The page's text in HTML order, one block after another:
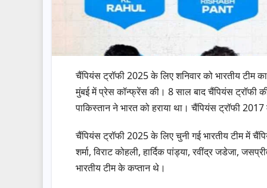
चैंपियंस ट्रॉफी 2025 के लिए शनिवार को भारतीय टीम
मुंबई में प्रेस कॉन्‍फ्रेंस की। 8 साल बाद चैंपियंस ट्रॉफी
पाकिस्‍तान ने भारत को हराया था। चैंपियंस ट्रॉफी
चैंपियंस ट्रॉफी 2025 के लिए चुनी गई भारतीय टीम में
शर्मा, विराट कोहली, हार्दिक पांड्या, रवींद्र जडेजा,
भारतीय टीम के कप्‍तान थे।